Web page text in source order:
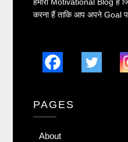
करना हैं ताकि आप अपने Goal
PAGES
About